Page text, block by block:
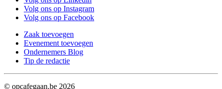
Volg ons op Instagram
Volg ons op Facebook
Zaak toevoegen
Evenement toevoegen
Ondernemers Blog
Tip de redactie
© opcafegaan.be 2026